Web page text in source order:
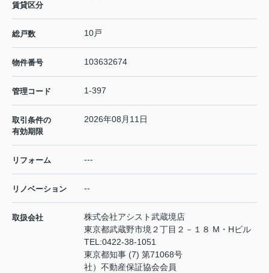
賃貸区分
総戸数 10戸
物件番号 103632674
管理コード 1-397
取引条件の
有効期限
2026年08月11日
リフォーム ---
リノベーション --
取扱会社
株式会社アシスト武蔵境店
東京都武蔵野市境２丁目２－１８ M・Hビル
TEL:0422-38-1051
東京都知事 (7) 第71068号
社）不動産保証協会会員